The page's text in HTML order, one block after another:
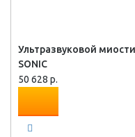
Ультразвуковой
SONIC
50 628 р.